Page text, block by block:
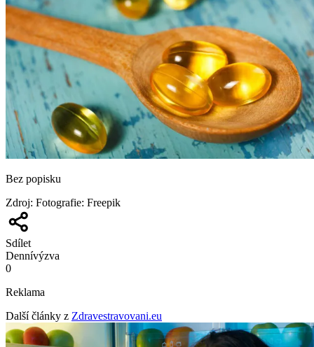
Bez popisku
Zdroj: Fotografie: Freepik
Sdílet
Dennívýzva
0
Reklama
Další články z Zdravestravovani.eu